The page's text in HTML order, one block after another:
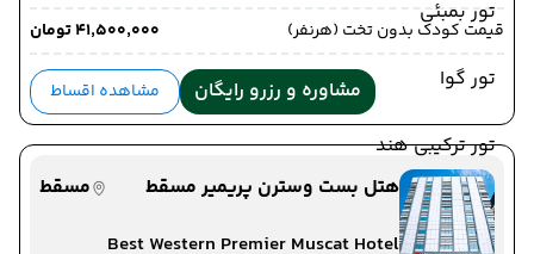
تور بمبئی
تور گوا
تور ترکیبی هند
قیمت کودک بدون تخت (هرنفر)
۴۱٬۵۰۰٬۰۰۰ تومان
مشاوره و رزرو رایگان مشاهده اقساط
هتل بست وسترن پریمیر مسقط
مسقط
Best Western Premier Muscat Hotel